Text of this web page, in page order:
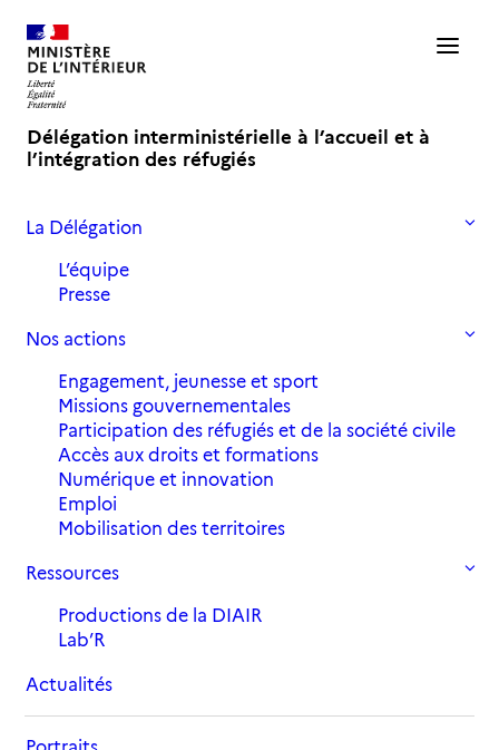
Délégation interministérielle à l’accueil et à
l’intégration des réfugiés
La Délégation
L’équipe
Presse
Nos actions
Engagement, jeunesse et sport
Missions gouvernementales
Participation des réfugiés et de la société civile
Accès aux droits et formations
Numérique et innovation
Emploi
Mobilisation des territoires
Ressources
Productions de la DIAIR
Lab’R
Actualités
Appel à contribution du CTAIR
de Clermont-Ferrand
26 mai 2020 in Actualités ,